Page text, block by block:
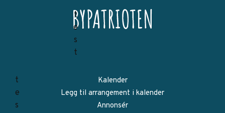
Kalender
Legg til arrangement i kalender
Annonsér